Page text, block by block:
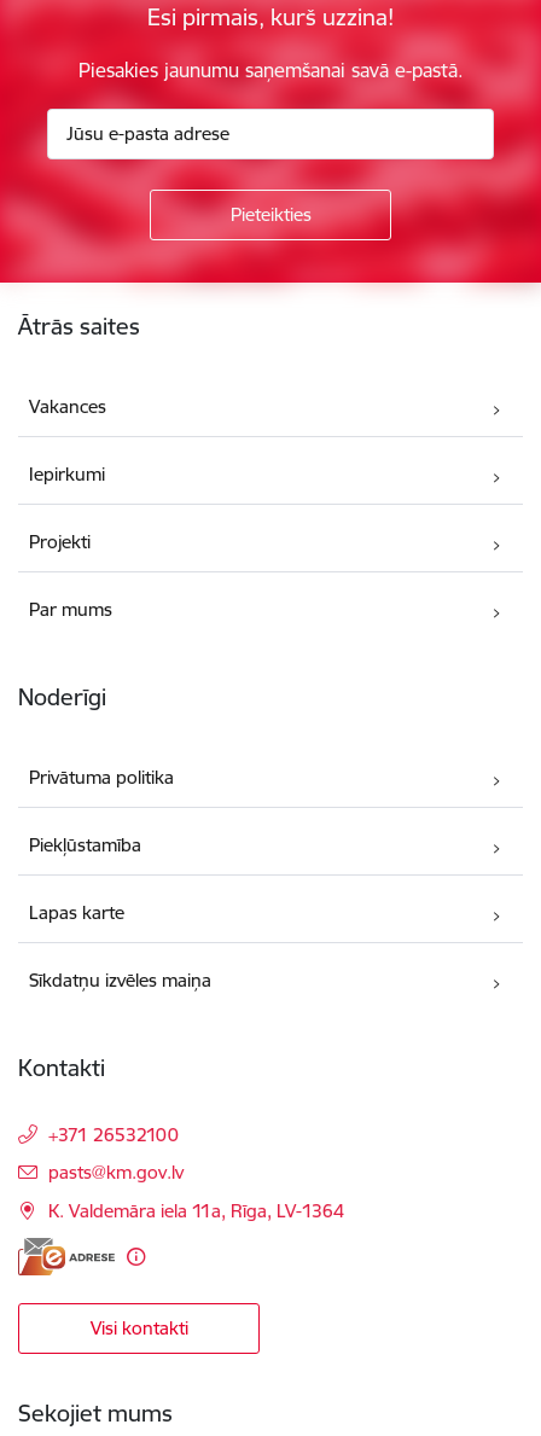
Esi pirmais, kurš uzzina!
Piesakies jaunumu saņemšanai savā e-pastā.
Ātrās saites
Vakances
Iepirkumi
Projekti
Par mums
Noderīgi
Privātuma politika
Piekļūstamība
Lapas karte
Sīkdatņu izvēles maiņa
Kontakti
+371 26532100
E-pasts:
pasts@km.gov.lv
K. Valdemāra iela 11a, Rīga, LV-1364
Visi kontakti
Sekojiet mums